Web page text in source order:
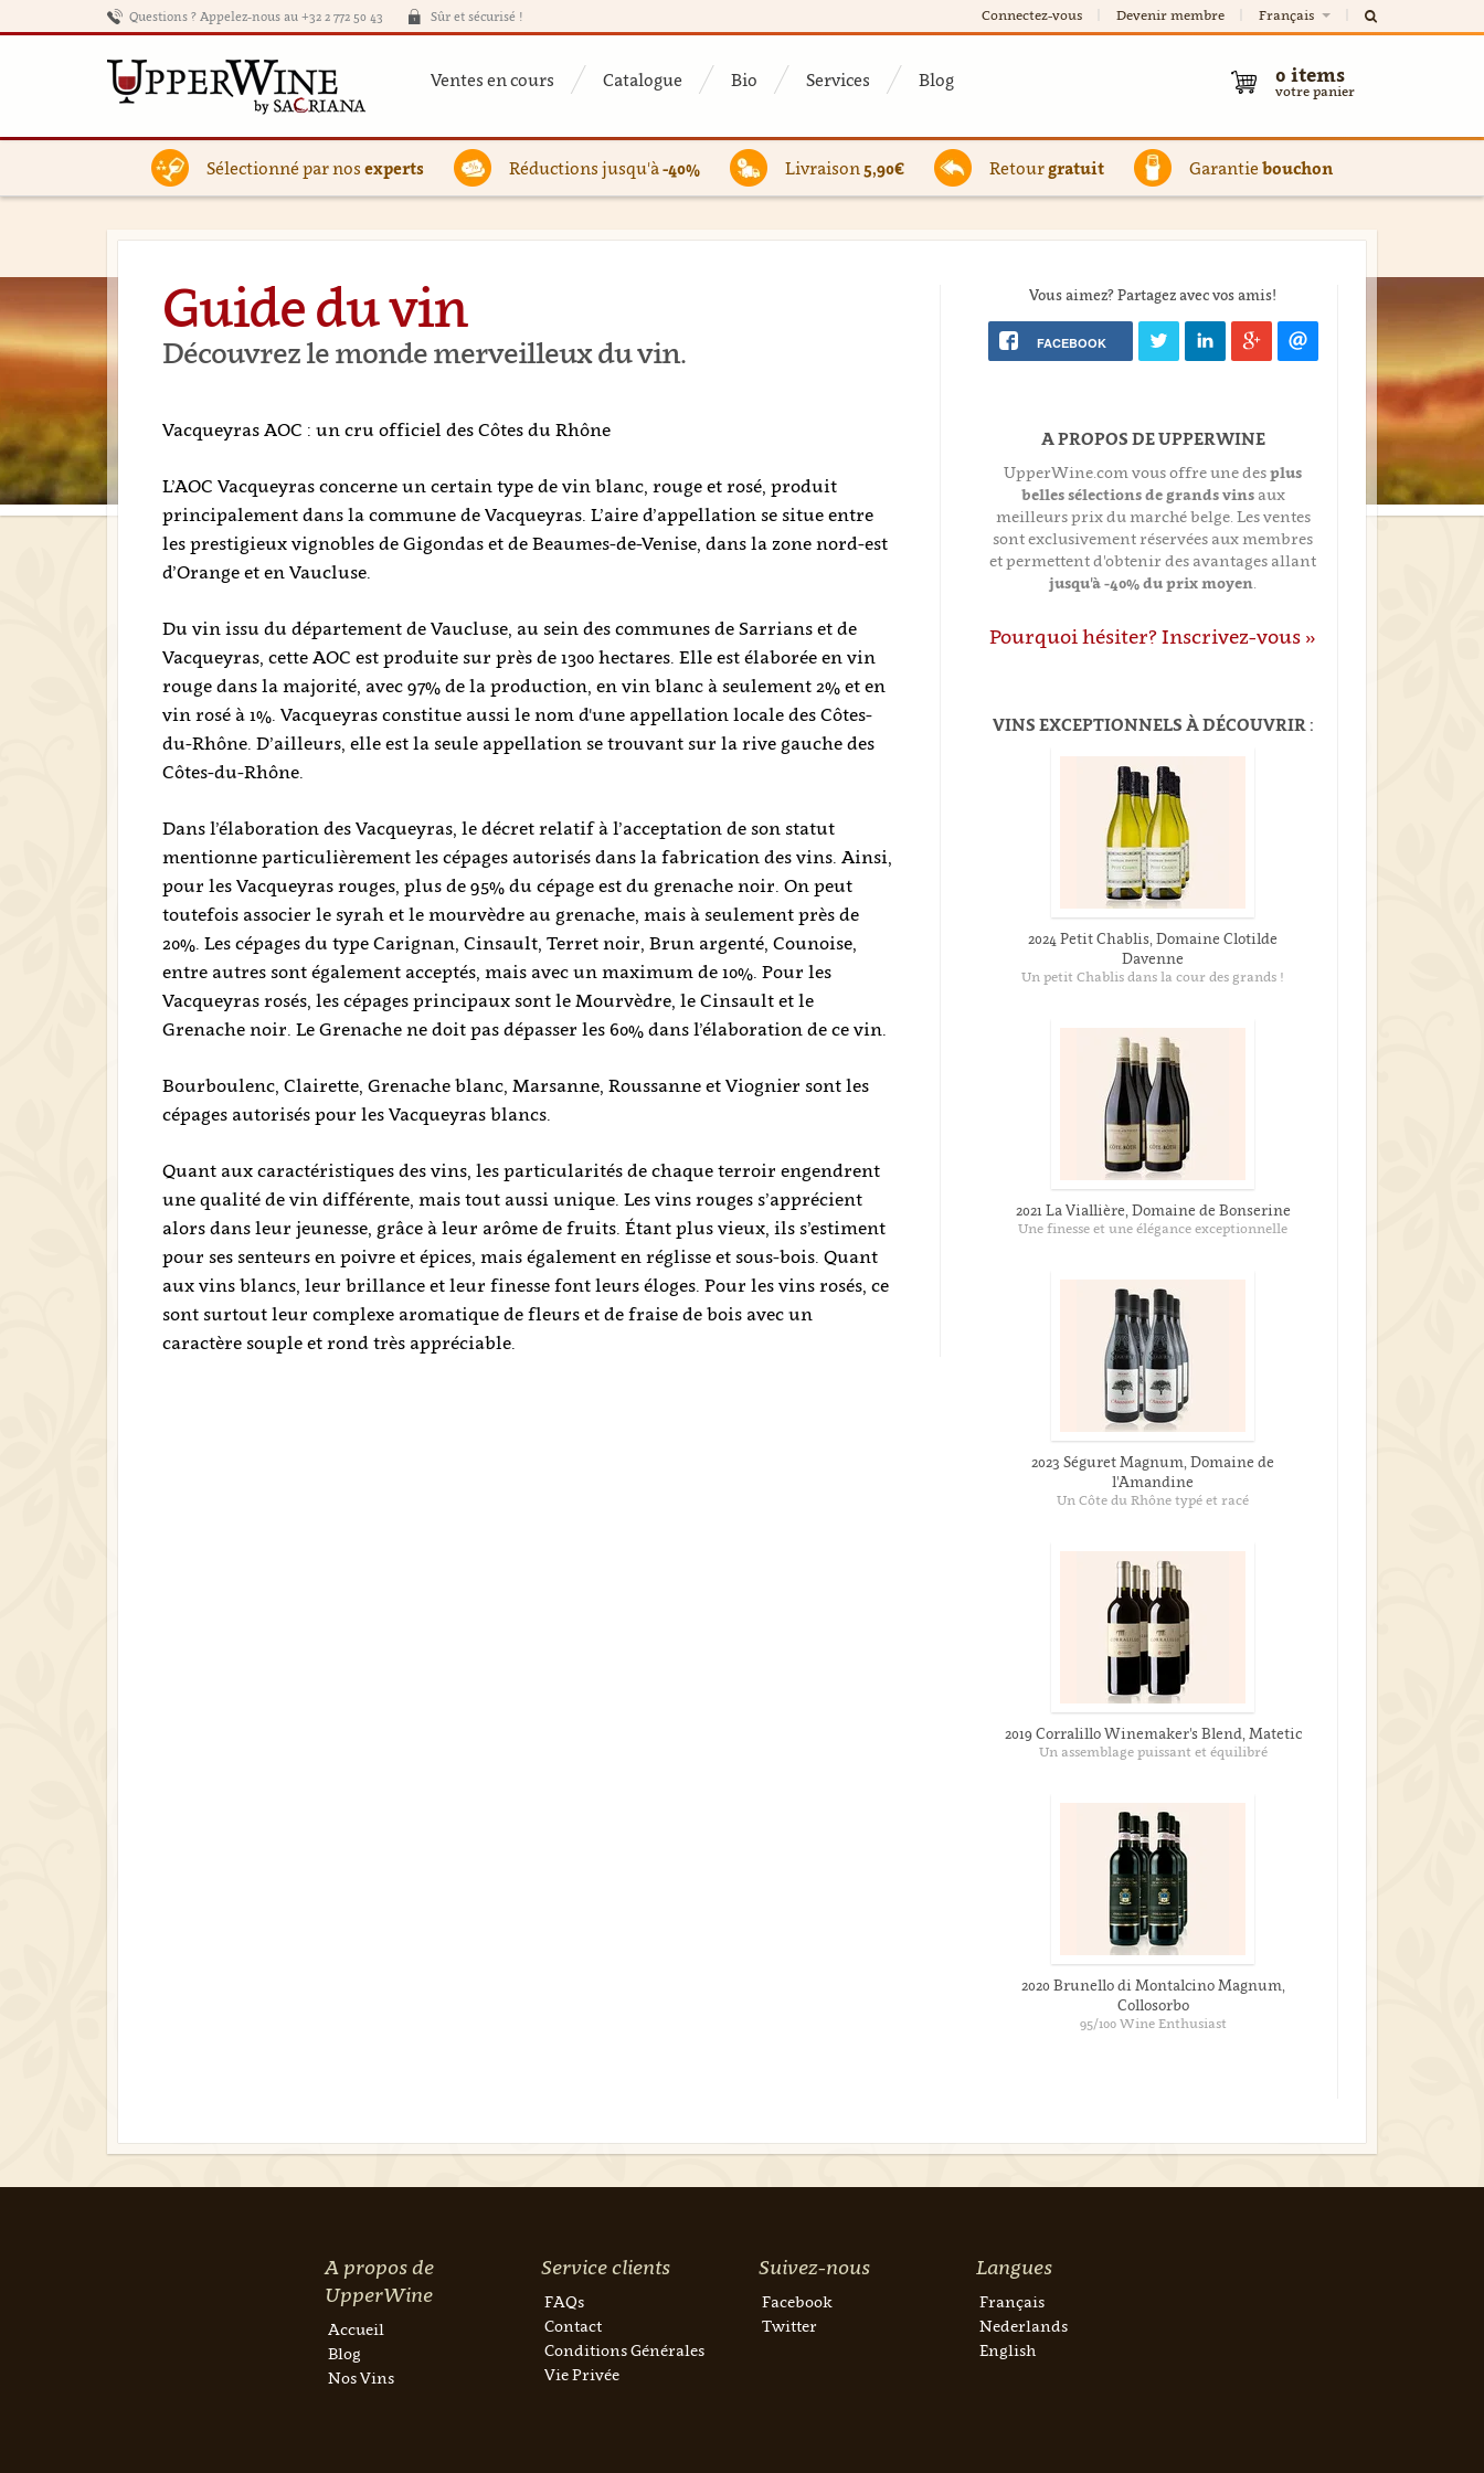
Questions ? Appelez-nous au +32 2 772 50 43 Sûr et sécurisé ! Connectez-vous Devenir membre Français
Ventes en cours Catalogue Bio Services Blog 0 items
votre panier
Sélectionné par nos experts Réductions jusqu'à-40% Livraison 5,90€ Retour gratuit Garantiebouchon
Guide du vin
Découvrez le monde merveilleux du vin.
Vacqueyras AOC : un cru officiel des Côtes du Rhône
L’AOC Vacqueyras concerne un certain type de vin blanc, rouge et rosé, produit
principalement dans la commune de Vacqueyras. L’aire d’appellation se situe entre
les prestigieux vignobles de Gigondas et de Beaumes-de-Venise, dans la zone nord-est
d’Orange et en Vaucluse.
Du vin issu du département de Vaucluse, au sein des communes de Sarrians et de
Vacqueyras, cette AOC est produite sur près de 1300 hectares. Elle est élaborée en vin
rouge dans la majorité, avec 97% de la production, en vin blanc à seulement 2% et en
vin rosé à 1%. Vacqueyras constitue aussi le nom d'une appellation locale des Côtes-
du-Rhône. D’ailleurs, elle est la seule appellation se trouvant sur la rive gauche des
Côtes-du-Rhône.
Dans l’élaboration des Vacqueyras, le décret relatif à l’acceptation de son statut
mentionne particulièrement les cépages autorisés dans la fabrication des vins. Ainsi,
pour les Vacqueyras rouges, plus de 95% du cépage est du grenache noir. On peut
toutefois associer le syrah et le mourvèdre au grenache, mais à seulement près de
20%. Les cépages du type Carignan, Cinsault, Terret noir, Brun argenté, Counoise,
entre autres sont également acceptés, mais avec un maximum de 10%. Pour les
Vacqueyras rosés, les cépages principaux sont le Mourvèdre, le Cinsault et le
Grenache noir. Le Grenache ne doit pas dépasser les 60% dans l’élaboration de ce vin.
Bourboulenc, Clairette, Grenache blanc, Marsanne, Roussanne et Viognier sont les
cépages autorisés pour les Vacqueyras blancs.
Quant aux caractéristiques des vins, les particularités de chaque terroir engendrent
une qualité de vin différente, mais tout aussi unique. Les vins rouges s’apprécient
alors dans leur jeunesse, grâce à leur arôme de fruits. Étant plus vieux, ils s’estiment
pour ses senteurs en poivre et épices, mais également en réglisse et sous-bois. Quant
aux vins blancs, leur brillance et leur finesse font leurs éloges. Pour les vins rosés, ce
sont surtout leur complexe aromatique de fleurs et de fraise de bois avec un
caractère souple et rond très appréciable.
Vous aimez? Partagez avec vos amis!
FACEBOOK
A PROPOS DE UPPERWINE
UpperWine.com vous offre une desplus
belles sélections de grands vinsaux
meilleurs prix du marché belge. Les ventes
sont exclusivement réservées aux membres
et permettent d'obtenir des avantages allant
jusqu'à -40% du prix moyen
Pourquoi hésiter? Inscrivez-vous »
VINS EXCEPTIONNELS À DÉCOUVRIR :
2024 Petit Chablis, Domaine Clotilde
Davenne
Un petit Chablis dans la cour des grands !
2021 La Viallière, Domaine de Bonserine
Une finesse et une élégance exceptionnelle
2023 Séguret Magnum, Domaine de
l'Amandine
Un Côte du Rhône typé et racé
2019 Corralillo Winemaker's Blend, Matetic
Un assemblage puissant et équilibré
2020 Brunello di Montalcino Magnum,
Collosorbo
95/100 Wine Enthusiast
A propos de
UpperWine
Accueil
Blog
Nos Vins
Service clients
FAQs
Contact
Conditions Générales
Vie Privée
Suivez-nous
Facebook
Twitter
Langues
Français
Nederlands
English